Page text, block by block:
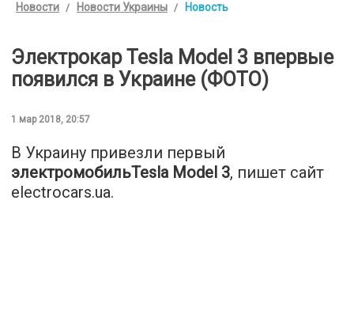
Новости Новости Украины Новость
Электрокар Tesla Model 3 впервые
появился в Украине (ФОТО)
1 мар 2018, 20:57
В Украину привезли первый
электромобильTesla Model 3, пишет сайт
electrocars.ua.